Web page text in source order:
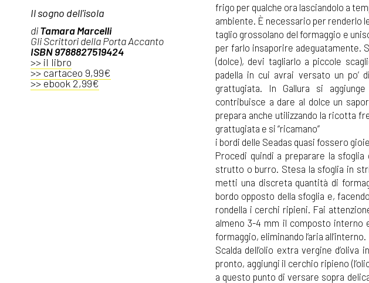
Il sogno dell'isola
diTamara Marcelli
Gli Scrittori della Porta Accanto
ISBN 9788827519424
>> il libro
>> cartaceo 9,99€
>> ebook 2,99€
frigo per qualche ora lasciandolo a
ambiente. È necessario per renderlo
taglio grossolano del formaggio e
per farlo insaporire adeguatamente.
(dolce), devi tagliarlo a piccole
padella in cui avrai versato un
grattugiata. In Gallura si
contribuisce a dare al dolce un
prepara anche utilizzando la ricotta
grattugiata e si “ricamano”
i bordi delle Seadas quasi fossero
Procedi quindi a preparare la
strutto o burro. Stesa la sfoglia in
metti una discreta quantità di
bordo opposto della sfoglia e,
rondella i cerchi ripieni. Fai
almeno 3-4 mm il composto interno
formaggio, eliminando l’aria all’interno.
Scalda dell’olio extra vergine
pronto, aggiungi il cerchio ripieno
a questo punto di versare sopra